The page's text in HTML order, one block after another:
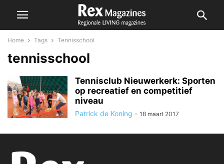
Home Tags Tennisschool
tennisschool
Tennisclub Nieuwerkerk: Sporten
op recreatief en competitief
niveau
Patrick de Koning - 18 maart 2017